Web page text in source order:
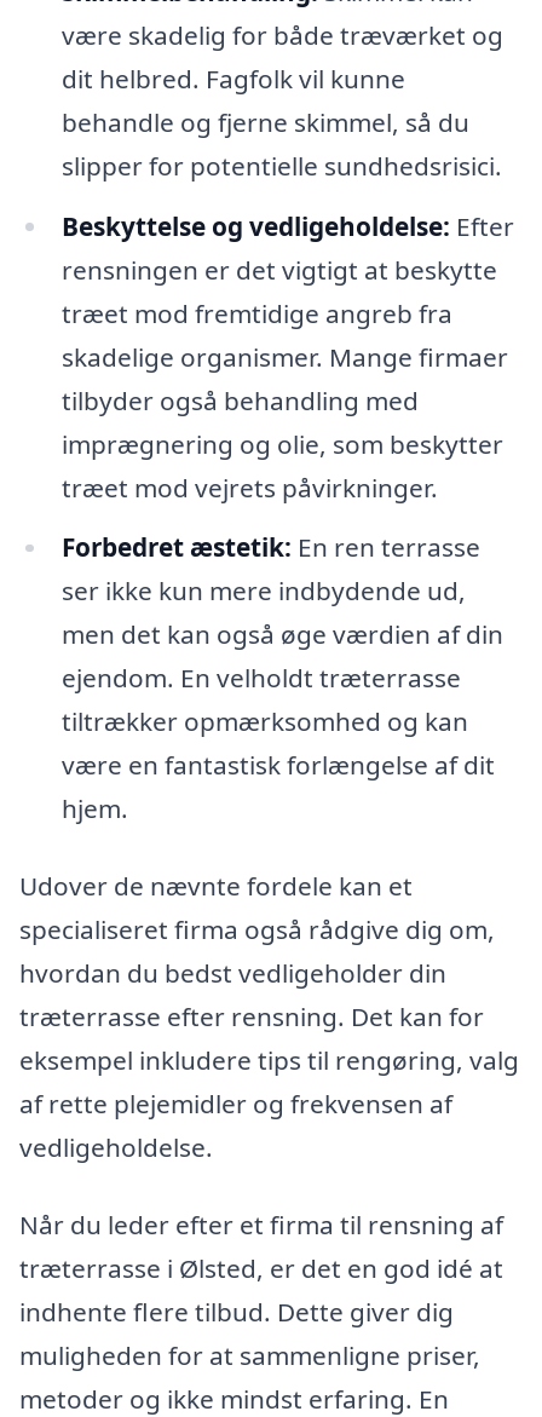
være skadelig for både træværket og
dit helbred. Fagfolk vil kunne
behandle og fjerne skimmel, så du
slipper for potentielle sundhedsrisici.
Beskyttelse og vedligeholdelse: Efter
rensningen er det vigtigt at beskytte
træet mod fremtidige angreb fra
skadelige organismer. Mange firmaer
tilbyder også behandling med
imprægnering og olie, som beskytter
træet mod vejrets påvirkninger.
Forbedret æstetik: En ren terrasse
ser ikke kun mere indbydende ud,
men det kan også øge værdien af din
ejendom. En velholdt træterrasse
tiltrækker opmærksomhed og kan
være en fantastisk forlængelse af dit
hjem.
Udover de nævnte fordele kan et
specialiseret firma også rådgive dig om,
hvordan du bedst vedligeholder din
træterrasse efter rensning. Det kan for
eksempel inkludere tips til rengøring, valg
af rette plejemidler og frekvensen af
vedligeholdelse.
Når du leder efter et firma til rensning af
træterrasse i Ølsted, er det en god idé at
indhente flere tilbud. Dette giver dig
muligheden for at sammenligne priser,
metoder og ikke mindst erfaring. En